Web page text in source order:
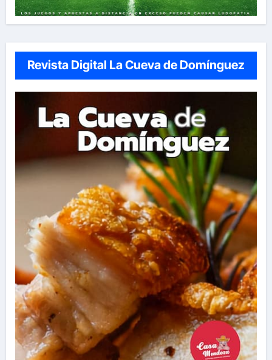
Revista Digital La Cueva de Domínguez